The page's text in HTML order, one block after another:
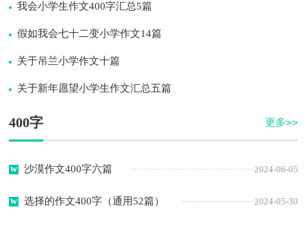
我会小学生作文400字汇总5篇
假如我会七十二变小学作文14篇
关于吊兰小学作文十篇
关于新年愿望小学生作文汇总五篇
400字 更多>>
沙漠作文400字六篇 2024-06-05
选择的作文400字（通用52篇） 2024-05-30